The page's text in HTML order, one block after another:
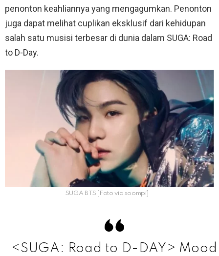
penonton keahliannya yang mengagumkan. Penonton
juga dapat melihat cuplikan eksklusif dari kehidupan
salah satu musisi terbesar di dunia dalam SUGA: Road
to D-Day.
SUGA BTS [Foto via soompi]
<SUGA: Road to D-DAY> Mood